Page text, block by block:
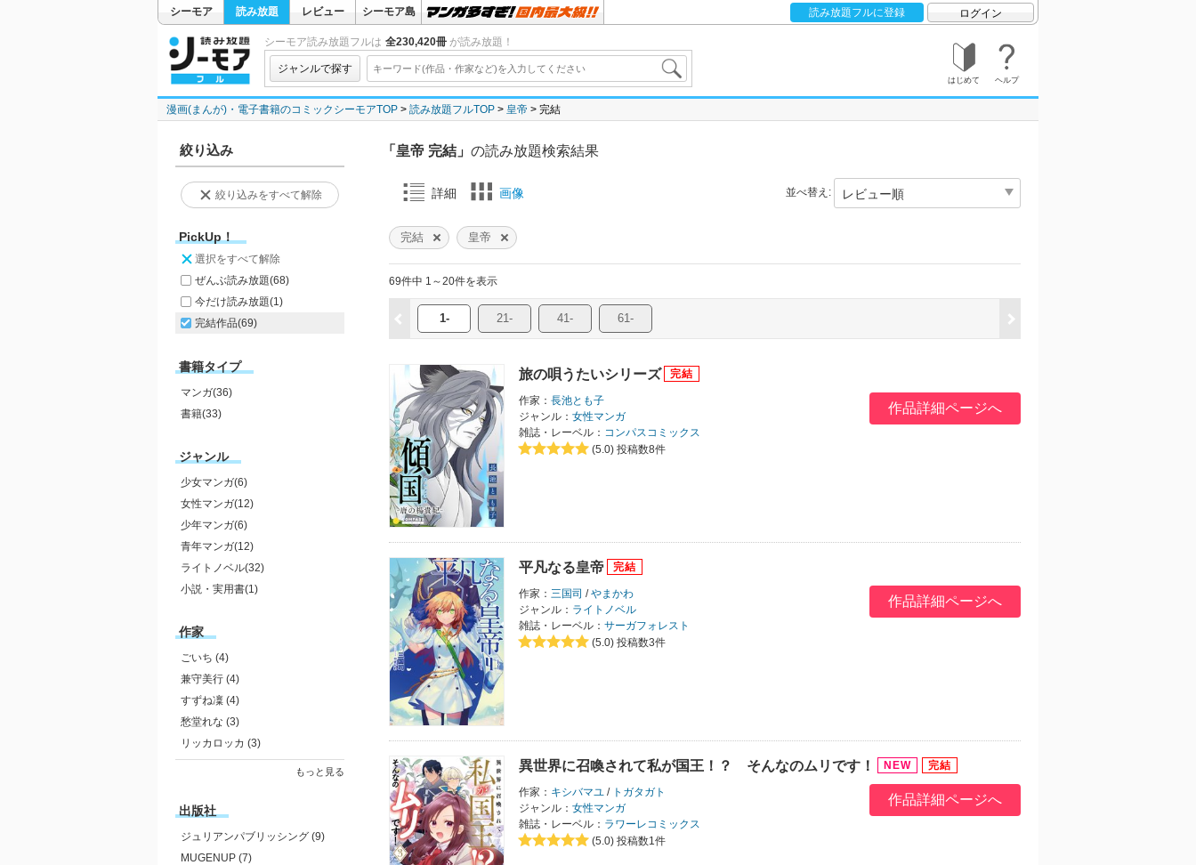
シーモア 読み放題 レビュー シーモア島 読み放題フルに登録 ログイン
シーモア読み放題フルは 全230,420冊 が読み放題！
ジャンルで探す
はじめて ヘルプ
漫画(まんが)・電子書籍のコミックシーモアTOP 読み放題フルTOP 皇帝 完結
絞り込み
絞り込みをすべて解除
PickUp！
選択をすべて解除
ぜんぶ読み放題(68)
今だけ読み放題(1)
完結作品(69)
書籍タイプ
マンガ(36)
書籍(33)
ジャンル
少女マンガ(6)
女性マンガ(12)
少年マンガ(6)
青年マンガ(12)
ライトノベル(32)
小説・実用書(1)
作家
ごいち (4)
兼守美行 (4)
すずね凜 (4)
愁堂れな (3)
リッカロッカ (3)
もっと見る
出版社
ジュリアンパブリッシング (9)
MUGENUP (7)
「皇帝 完結」 の読み放題検索結果
詳細 画像 並べ替え:
完結 皇帝
69件中 1～20件を表示
1- 21- 41- 61-
旅の唄うたいシリーズ
作家： 長池とも子
ジャンル： 女性マンガ
雑誌・レーベル： コンパスコミックス
(5.0) 投稿数8件
作品詳細ページへ
平凡なる皇帝
作家： 三国司 /やまかわ
ジャンル： ライトノベル
雑誌・レーベル： サーガフォレスト
(5.0) 投稿数3件
作品詳細ページへ
異世界に召喚されて私が国王！？ そんなのムリです！
作家： キシバマユ / トガタガト
ジャンル： 女性マンガ
雑誌・レーベル： ラワーレコミックス
(5.0) 投稿数1件
作品詳細ページへ